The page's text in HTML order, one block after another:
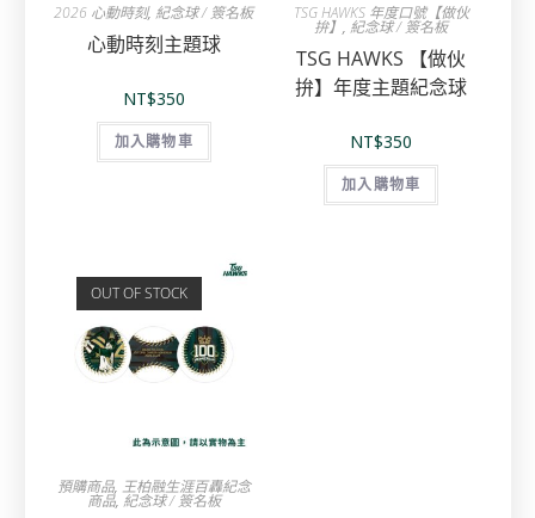
2026 心動時刻, 紀念球 / 簽名板
心動時刻主題球
NT$350
加入購物車
TSG HAWKS 年度口號【做伙
拚】, 紀念球 / 簽名板
TSG HAWKS 【做伙
拚】年度主題紀念球
NT$350
加入購物車
OUT OF STOCK
預購商品, 王柏融生涯百轟紀念
商品, 紀念球 / 簽名板